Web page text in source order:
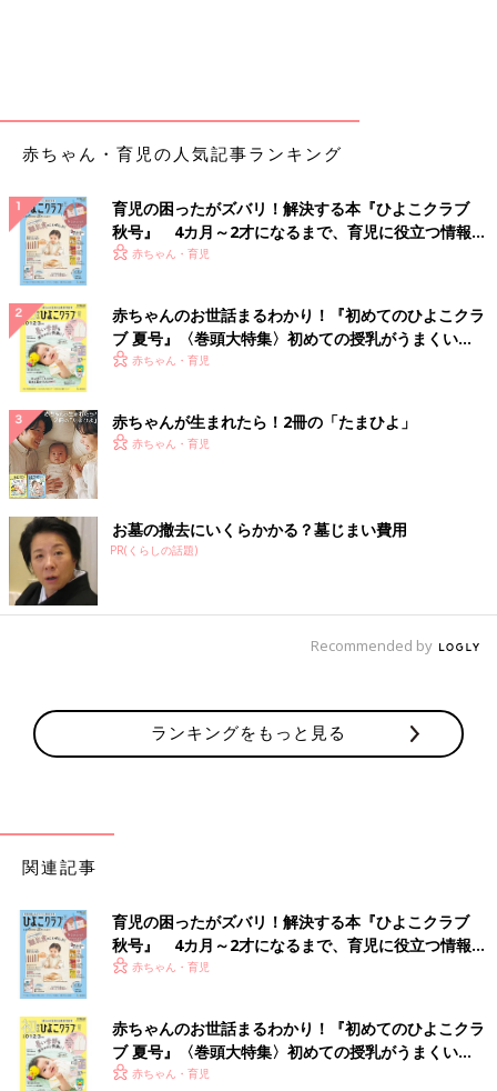
実際のところ、みなさんどうしていたのでしょう？我が家の場合
は、何を隠そう、 子どもが昼寝中と夜寝た後の、実質1日3時間し
か仕事できませんでした。
したい場合は、テレビを見せて作業。ただ、なかなか精神的に辛
いものがありました（ハハのさけび#51参照）。
いやー、ほんと、きつかったですね。第二波とかがきてまた保育
園がお休みになったらあの生活かと思うと・・・きつい。
い。朝起きて、ご飯を用意し、着替えさせ、身
支度をし、ご飯を食べさせ、ご飯を食べ、保育
園の準備をし、時間までに子どもの機嫌を取
赤ちゃん・育児の人気記事ランキング
育児の困ったがズバリ！解決する本『ひよこクラブ
秋号』 4カ月～2才になるまで、育児に役立つ情報が
いっぱい！
赤ちゃん・育児
赤ちゃんのお世話まるわかり！『初めてのひよこクラ
ブ 夏号』〈巻頭大特集〉初めての授乳がうまくい
く！ おっぱい・ミルクの基本と夏のトラブル 解決テ
赤ちゃん・育児
赤ちゃんが生まれたら！2冊の「たまひよ」
赤ちゃん・育児
お墓の撤去にいくらかかる？墓じまい費用
PR(くらしの話題)
Recommended by
ランキングをもっと見る
関連記事
育児の困ったがズバリ！解決する本『ひよこクラブ
秋号』 4カ月～2才になるまで、育児に役立つ情報が
いっぱい！
赤ちゃん・育児
赤ちゃんのお世話まるわかり！『初めてのひよこクラ
ブ 夏号』〈巻頭大特集〉初めての授乳がうまくい
く！ おっぱい・ミルクの基本と夏のトラブル 解決テ
赤ちゃん・育児